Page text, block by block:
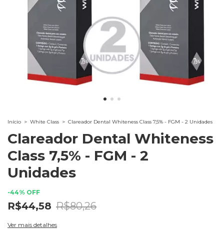
Início > White Class > Clareador Dental Whiteness Class 7,5% - FGM - 2 Unidades
Clareador Dental Whiteness
Class 7,5% - FGM - 2
Unidades
-44% OFF
R$44,58 R$80,26
Ver mais detalhes